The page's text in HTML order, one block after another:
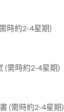
時約2-4星期)
(需時約2-4星期)
(需時約2-4星期)